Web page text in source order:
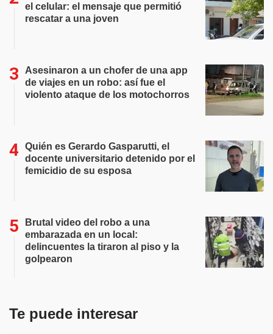
el celular: el mensaje que permitió
rescatar a una joven
Asesinaron a un chofer de una app
de viajes en un robo: así fue el
violento ataque de los motochorros
Quién es Gerardo Gasparutti, el
docente universitario detenido por el
femicidio de su esposa
Brutal video del robo a una
embarazada en un local:
delincuentes la tiraron al piso y la
golpearon
Te puede interesar